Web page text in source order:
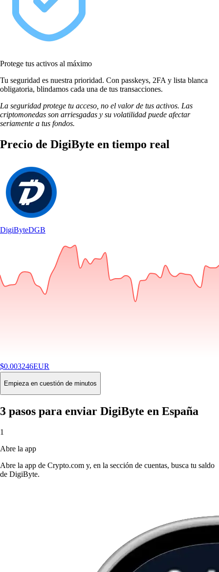
Protege tus activos al máximo
Tu seguridad es nuestra prioridad. Con passkeys, 2FA y lista blanca
obligatoria, blindamos cada una de tus transacciones.
La seguridad protege tu acceso, no el valor de tus activos. Las
criptomonedas son arriesgadas y su volatilidad puede afectar
seriamente a tus fondos.
Precio de DigiByte en tiempo real
DigiByteDGB
$0.003246EUR
-1.27%24H
Buy
Empieza en cuestión de minutos
3 pasos para enviar DigiByte en España
1
Abre la app
Abre la app de Crypto.com y, en la sección de cuentas, busca tu saldo
de DigiByte.